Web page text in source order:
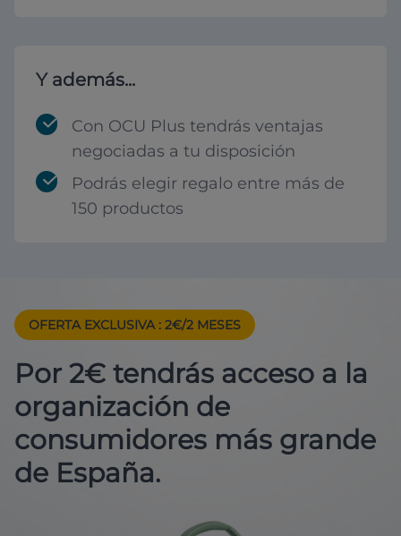
Y además...
Con OCU Plus tendrás ventajas
negociadas a tu disposición
Podrás elegir regalo entre más de
150 productos
OFERTA EXCLUSIVA : 2€/2 MESES
Por 2€ tendrás acceso a la
organización de
consumidores más grande
de España.